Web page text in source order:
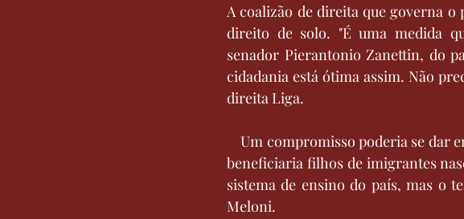
A coalizão de direita que governa
direito de solo. "É uma medida
senador Pierantonio Zanettin, do
cidadania está ótima assim. Não
direita Liga.
Um compromisso poderia se dar
beneficiaria filhos de imigrantes
sistema de ensino do país, mas o
Meloni.